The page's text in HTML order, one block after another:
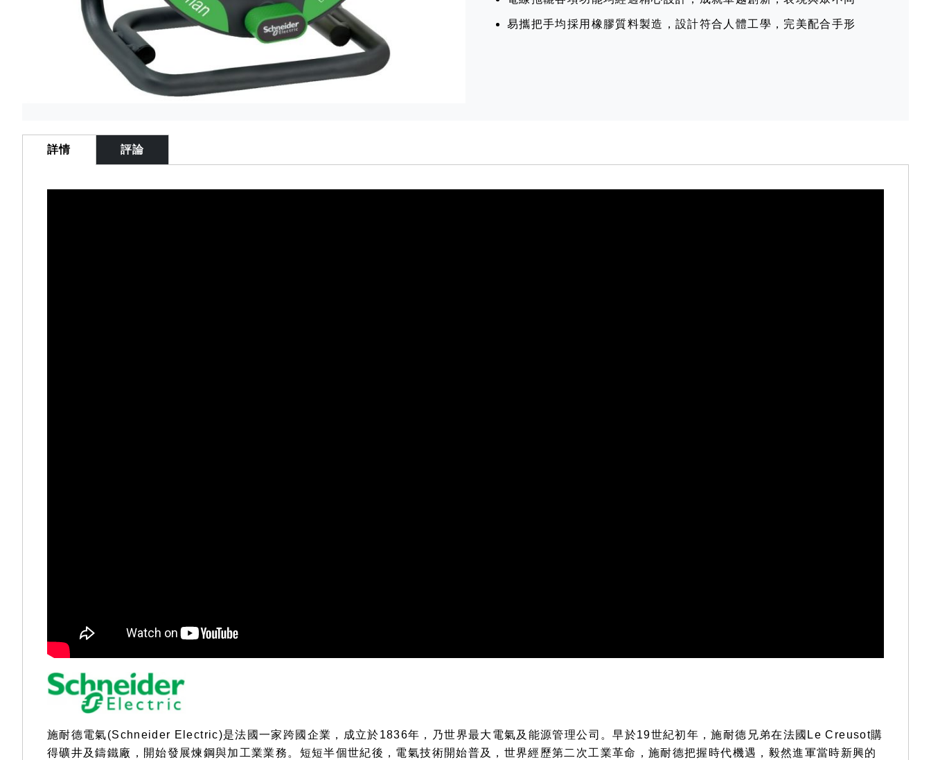
易攜把手均採用橡膠質料製造，設計符合人體工學，完美配合手形
詳情
施耐德電氣(Schneider Electric)是法國一家跨國企業，成立於1836年，乃世界最大電氣及能源管理公司。早於19世紀初年，施耐德兄弟在法國Le Creusot購
得礦井及鑄鐵廠，開始發展煉鋼與加工業業務。短短半個世紀後，電氣技術開始普及，世界經歷第二次工業革命，施耐德把握時代機遇，毅然進軍當時新興的
評論